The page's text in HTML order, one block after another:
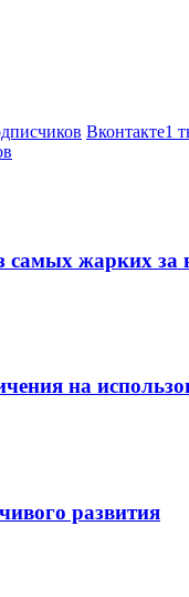
Вконтакте1
самых жарких
на
развития